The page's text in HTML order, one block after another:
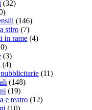
(32)
(146)
stiro (7)
in rame (4)
(3)
(4)
(11)
(148)
(19)
e teatro (12)
(10)